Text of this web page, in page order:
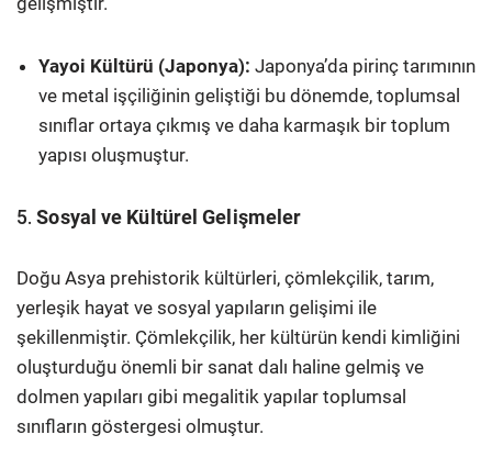
Yayoi Kültürü (Japonya): Japonya’da pirinç tarımının
ve metal işçiliğinin geliştiği bu dönemde, toplumsal
sınıflar ortaya çıkmış ve daha karmaşık bir toplum
yapısı oluşmuştur.
5.Sosyal ve Kültürel Gelişmeler
Doğu Asya prehistorik kültürleri, çömlekçilik, tarım,
yerleşik hayat ve sosyal yapıların gelişimi ile
şekillenmiştir. Çömlekçilik, her kültürün kendi kimliğini
oluşturduğu önemli bir sanat dalı haline gelmiş ve
dolmen yapıları gibi megalitik yapılar toplumsal
sınıfların göstergesi olmuştur.